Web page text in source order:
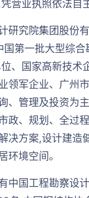
营业执照依法自
研究院集团股份
国第一批大型综合
、国家高新技术
领军企业、广州
、管理及投资为
政、规划、全过
决方案,设计建造
环境空间。
中国工程勘察设